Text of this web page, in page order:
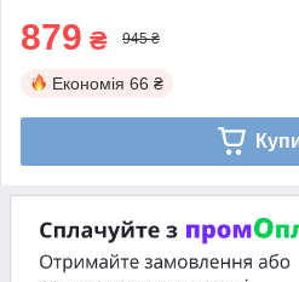
879 ₴ 945 ₴
Економія 66 ₴